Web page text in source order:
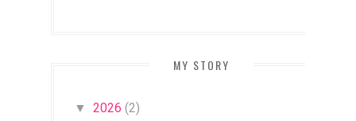
MY STORY
▼ 2026 (2)